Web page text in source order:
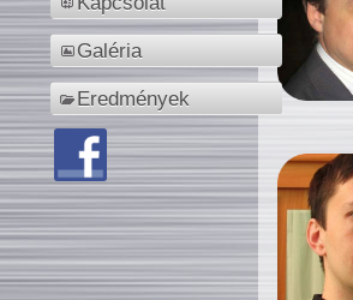
Galéria
Eredmények